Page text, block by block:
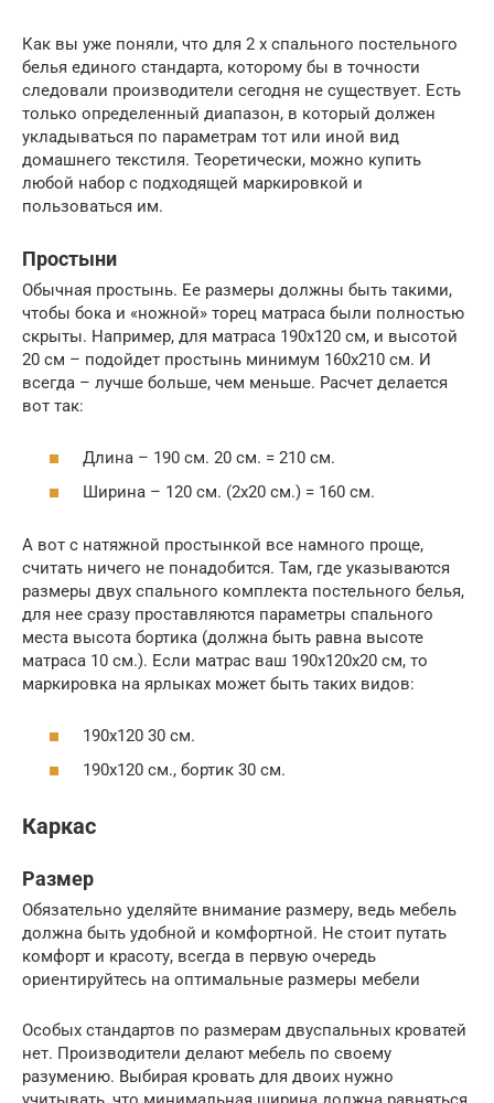
Как вы уже поняли, что для 2 х спального постельного
белья единого стандарта, которому бы в точности
следовали производители сегодня не существует. Есть
только определенный диапазон, в который должен
укладываться по параметрам тот или иной вид
домашнего текстиля. Теоретически, можно купить
любой набор с подходящей маркировкой и
пользоваться им.
Простыни
Обычная простынь. Ее размеры должны быть такими,
чтобы бока и «ножной» торец матраса были полностью
скрыты. Например, для матраса 190х120 см, и высотой
20 см – подойдет простынь минимум 160х210 см. И
всегда – лучше больше, чем меньше. Расчет делается
вот так:
Длина – 190 см. 20 см. = 210 см.
Ширина – 120 см. (2х20 см.) = 160 см.
А вот с натяжной простынкой все намного проще,
считать ничего не понадобится. Там, где указываются
размеры двух спального комплекта постельного белья,
для нее сразу проставляются параметры спального
места высота бортика (должна быть равна высоте
матраса 10 см.). Если матрас ваш 190х120х20 см, то
маркировка на ярлыках может быть таких видов:
190х120 30 см.
190х120 см., бортик 30 см.
Каркас
Размер
Обязательно уделяйте внимание размеру, ведь мебель
должна быть удобной и комфортной. Не стоит путать
комфорт и красоту, всегда в первую очередь
ориентируйтесь на оптимальные размеры мебели
Особых стандартов по размерам двуспальных кроватей
нет. Производители делают мебель по своему
разумению. Выбирая кровать для двоих нужно